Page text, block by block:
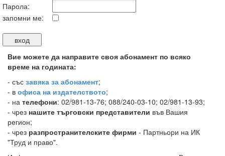
Парола:
запомни ме:
Вие можете да направите своя абонамент по всяко
време на годината:
- със завяка за абонамент;
- в офиса на издателството;
- на телефони: 02/981-13-76; 088/240-03-10; 02/981-13-93;
- чрез нашите търговски представители във Вашия
регион;
- чрез разпространителските фирми - Партньори на ИК
"Труд и право".